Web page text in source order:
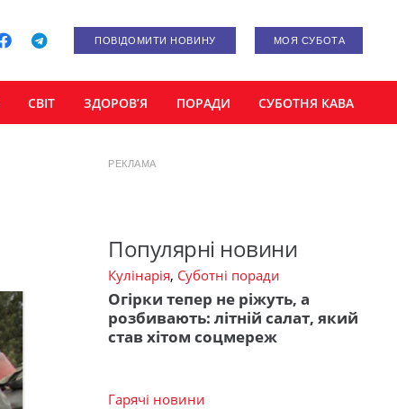
ПОВІДОМИТИ НОВИНУ МОЯ СУБОТА
СВІТ ЗДОРОВ’Я ПОРАДИ СУБОТНЯ КАВА
РЕКЛАМА
Популярні новини
Кулінарія, Суботні поради
Огірки тепер не ріжуть, а
розбивають: літній салат, який
став хітом соцмереж
Гарячі новини